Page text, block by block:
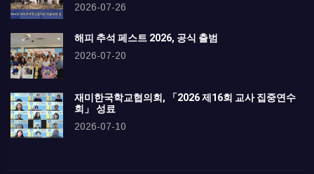
2026-07-26
해피 추석 페스트 2026, 공식 출범
2026-07-20
재미한국학교협의회, 「2026 제16회 교사 집중연수
회」 성료
2026-07-10